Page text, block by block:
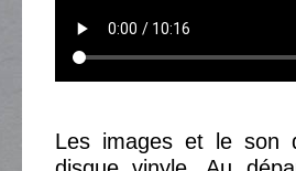
Les images et le son